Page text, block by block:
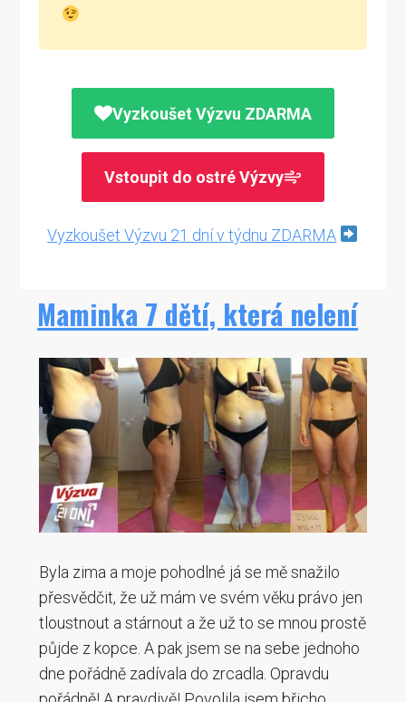
Vyzkoušet Výzvu ZDARMA
Vstoupit do ostré Výzvy
Vyzkoušet Výzvu 21 dní v týdnu ZDARMA
Maminka 7 dětí, která nelení
Byla zima a moje pohodlné já se mě snažilo
přesvědčit, že už mám ve svém věku právo jen
tloustnout a stárnout a že už to se mnou prostě
půjde z kopce. A pak jsem se na sebe jednoho
dne pořádně zadívala do zrcadla. Opravdu